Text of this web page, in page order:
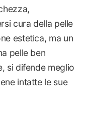
cura della pelle
estetica, ma un
pelle ben
si difende meglio
intatte le sue